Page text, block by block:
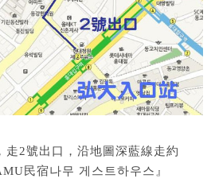
走2號出口，沿地圖深藍線走約
民宿나무 게스트하우스』